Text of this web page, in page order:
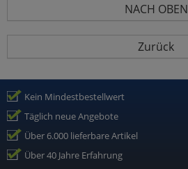
NACH OBEN
Zurück
Kein Mindestbestellwert
Täglich neue Angebote
Über 6.000 lieferbare Artikel
Über 40 Jahre Erfahrung